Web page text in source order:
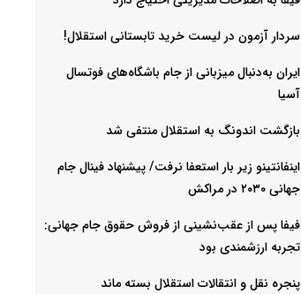
سردار آزمون در لیست خرید تابستانی استقلال!
ایران به‌دنبال میزبانی از جام باشگاه‌های فوتسال
آسیا
بازگشت اندونگ به استقلال منتفی شد
اینفانتینو زیر بار استعفا نرفت/ پیشنهاد فینال جام
جهانی ۲۰۳۰ در مراکش
فیفا پس از عقب‌نشینی از فروش حقوق جام جهانی:
تجربه ارزشمندی بود
پنجره نقل و انتقالات استقلال بسته ماند